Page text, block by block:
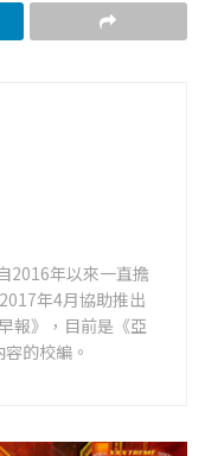
2016年以來一直擔
年4月協助推出
報》，目前是《亞
的校編。